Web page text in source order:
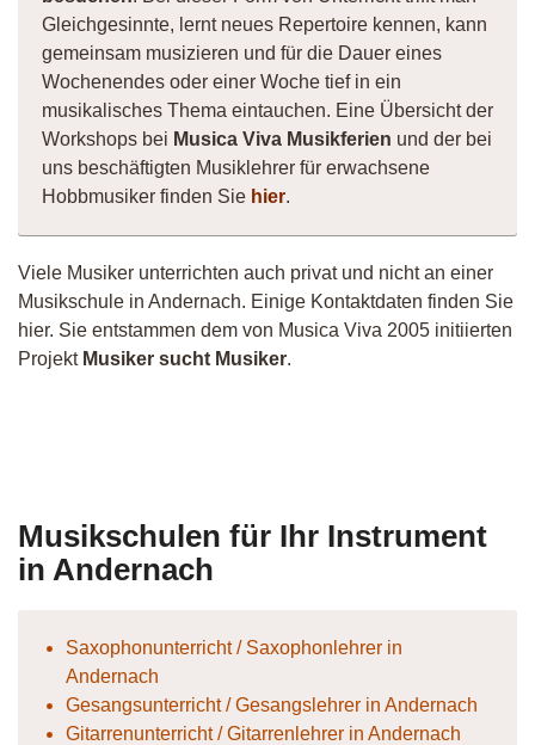
Gleichgesinnte, lernt neues Repertoire kennen, kann
gemeinsam musizieren und für die Dauer eines
Wochenendes oder einer Woche tief in ein
musikalisches Thema eintauchen. Eine Übersicht der
Workshops bei Musica Viva Musikferien und der bei
uns beschäftigten Musiklehrer für erwachsene
Hobbmusiker finden Sie hier.
Viele Musiker unterrichten auch privat und nicht an einer
Musikschule in Andernach. Einige Kontaktdaten finden Sie
hier. Sie entstammen dem von Musica Viva 2005 initiierten
Projekt Musiker sucht Musiker.
Musikschulen für Ihr Instrument
in Andernach
Saxophonunterricht / Saxophonlehrer in
Andernach
Gesangsunterricht / Gesangslehrer in Andernach
Gitarrenunterricht / Gitarrenlehrer in Andernach